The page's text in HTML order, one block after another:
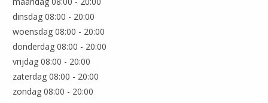
dinsdag 08:00 - 20:00
woensdag 08:00 - 20:00
donderdag 08:00 - 20:00
vrijdag 08:00 - 20:00
zaterdag 08:00 - 20:00
zondag 08:00 - 20:00